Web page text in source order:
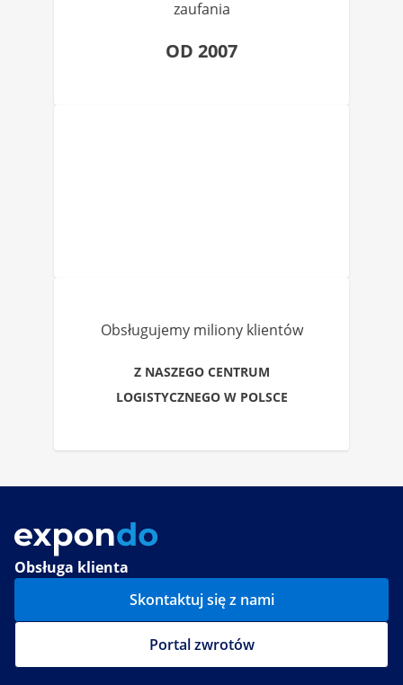
zaufania
OD 2007
Obsługujemy miliony klientów
Z NASZEGO CENTRUM
LOGISTYCZNEGO W POLSCE
Obsługa klienta
Skontaktuj się z nami
Portal zwrotów